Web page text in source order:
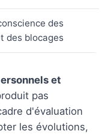
des
des blocages
et
pas
d'évaluation
les évolutions,